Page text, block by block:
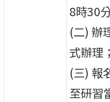
8時30
(二) 辦
式辦理
(三) 報
至研習